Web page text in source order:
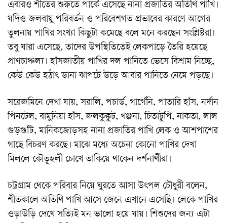
এবারও শীতের শুরুতে পার্কে এসেছে নানা প্রজাতির অতিথি পাখি।
যদিও জলবায়ু পরিবর্তন ও পরিবেশগত প্রভাবের কারণে আগের
তুলনায় পাখির সংখ্যা কিছুটা কমেছে বলে মনে করছেন সংশ্লিষ্টরা।
তবু যারা এসেছে, তাদের উপস্থিতিতেই লেকপাড়ে তৈরি হয়েছে
প্রাণচাঞ্চল্য। হাঁসজাতীয় পাখির দল পানিতে ভেসে বিশ্রাম নিচ্ছে,
কেউ কেউ হঠাৎ ডানা ঝাপটে উড়ে আবার পানিতে নেমে পড়ছে।
সরেজমিনে দেখা যায়, সরালি, পচার্ড, গার্গেনি, পাতারি হাঁস, নর্দান
পিনটেল, বামুনিয়া হাঁস, জলকুক্কুট, খঞ্জনা, চিতাটুপি, নাকতা, লাল
গুড়গুটি, মানিকজোড়সহ নানা প্রজাতির পাখি লেক ও আশপাশের
গাছে বিচরণ করছে। মাঝে মধ্যে অচেনা কোনো পাখির দেখা
মিললে কৌতূহলী চোখে তাকিয়ে থাকেন দর্শনার্থীরা।
চট্টগ্রাম থেকে পরিবার নিয়ে ঘুরতে আসা উৎপল চৌধুরী বলেন,
শীতকালে অতিথি পাখি আসে জেনে এখানে এসেছি। লেকে পাখির
ওড়াউড়ি দেখে সত্যিই মন ভালো হয়ে যায়। শিশুদের জন্য এটা